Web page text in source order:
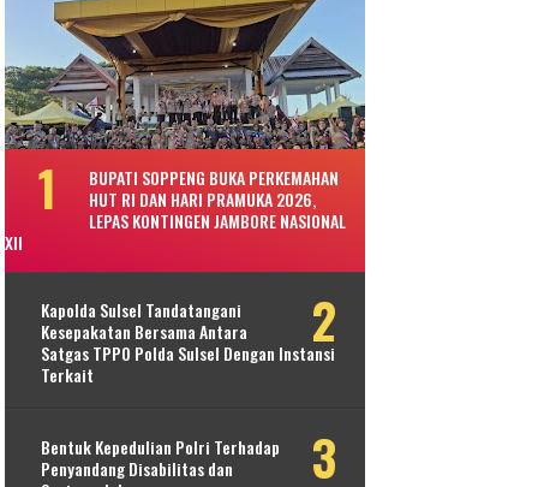
BUPATI SOPPENG BUKA PERKEMAHAN
HUT RI DAN HARI PRAMUKA 2026,
LEPAS KONTINGEN JAMBORE NASIONAL
XII
Kapolda Sulsel Tandatangani
Kesepakatan Bersama Antara
Satgas TPPO Polda Sulsel Dengan Instansi
Terkait
Bentuk Kepedulian Polri Terhadap
Penyandang Disabilitas dan